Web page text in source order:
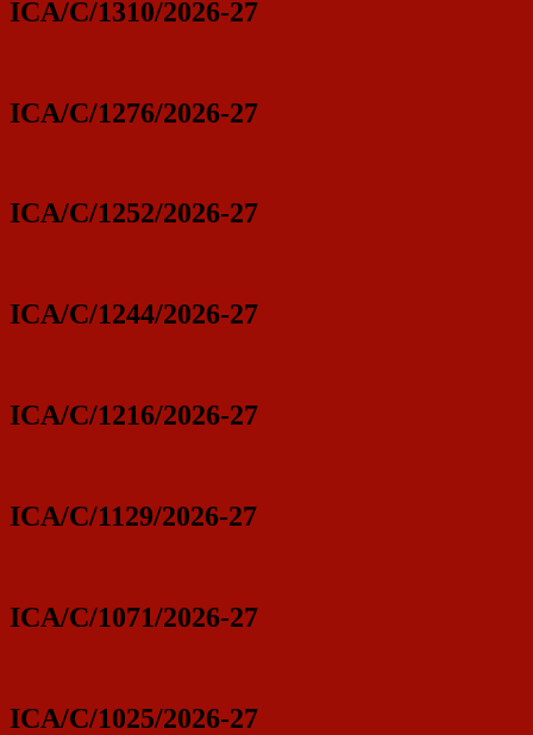
ICA/C/1310/2026-27
ICA/C/1276/2026-27
ICA/C/1252/2026-27
ICA/C/1244/2026-27
ICA/C/1216/2026-27
ICA/C/1129/2026-27
ICA/C/1071/2026-27
ICA/C/1025/2026-27